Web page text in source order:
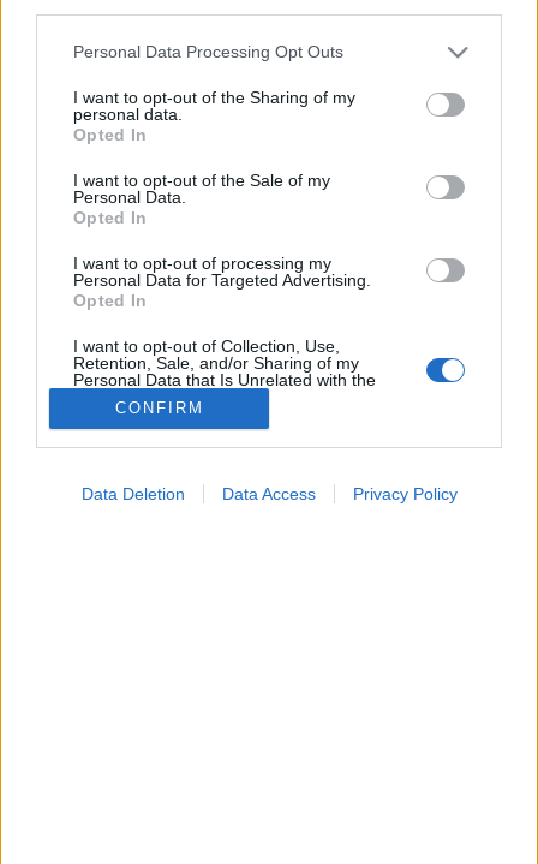
Please note that this website/app uses one or more Google
not limited to your visit or usage behaviour. You may click to
grant or deny consent to Google and its third-party tags to
use your data for below specified purposes in below Google
consent section.
Personal Data Processing Opt Outs
I want to opt-out of the Sharing of my
personal data.
Opted In
I want to opt-out of the Sale of my
Personal Data.
Opted In
I want to opt-out of processing my
Personal Data for Targeted Advertising.
Opted In
I want to opt-out of Collection, Use,
Retention, Sale, and/or Sharing of my
Personal Data that Is Unrelated with the
Purposes for which it was collected.
Opted Out
CONFIRM
Data Deletion Data Access Privacy Policy
Cica